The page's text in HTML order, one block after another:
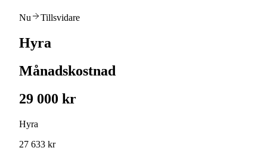
Nu Tillsvidare
Hyra
Månadskostnad
29 000 kr
Hyra
27 633 kr